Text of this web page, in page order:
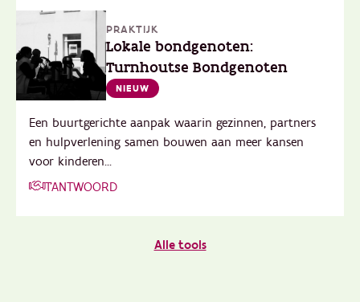
PRAKTIJK
Lokale bondgenoten:
Turnhoutse Bondgenoten
NIEUW
Een buurtgerichte aanpak waarin gezinnen, partners
en hulpverlening samen bouwen aan meer kansen
voor kinderen...
T'ANTWOORD
Alle tools